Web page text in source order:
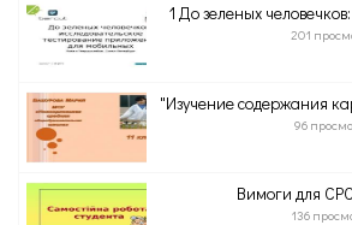
1 До зеленых
201
"Изучение содержания
96
Вимоги для
136